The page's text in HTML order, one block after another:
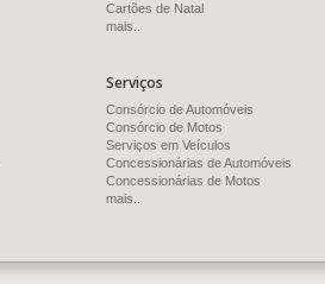
Cartões de Natal
mais..
Serviços
Consórcio de Automóveis
Consórcio de Motos
Serviços em Veículos
Concessionárias de Automóveis
Concessionárias de Motos
mais..